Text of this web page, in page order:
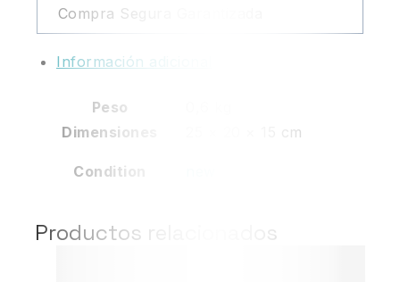
Compra Segura Garantizada
Información adicional
Peso
Dimensiones
25 × 20 × 15 cm
Condition
Productos relacionados